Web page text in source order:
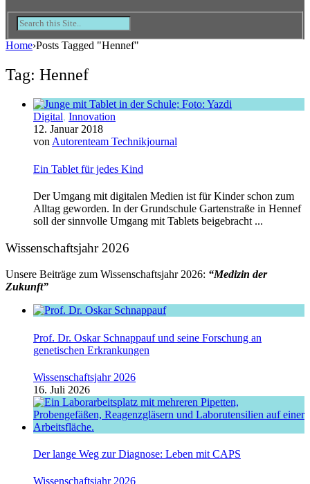
Home›Posts Tagged "Hennef"
Tag: Hennef
Digital, Innovation
12. Januar 2018
von Autorenteam Technikjournal
Ein Tablet für jedes Kind
Der Umgang mit digitalen Medien ist für Kinder schon zum
Alltag geworden. In der Grundschule Gartenstraße in Hennef
soll der sinnvolle Umgang mit Tablets beigebracht ...
Wissenschaftsjahr 2026
Unsere Beiträge zum Wissenschaftsjahr 2026: “Medizin der
Zukunft”
Prof. Dr. Oskar Schnappauf und seine Forschung an
genetischen Erkrankungen
Wissenschaftsjahr 2026
16. Juli 2026
Der lange Weg zur Diagnose: Leben mit CAPS
Wissenschaftsjahr 2026